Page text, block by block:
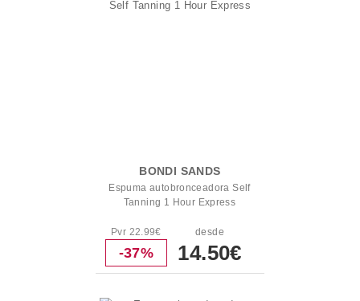
BONDI SANDS
Espuma autobronceadora Self
Tanning 1 Hour Express
Pvr 22.99€
-37%
desde
14.50€